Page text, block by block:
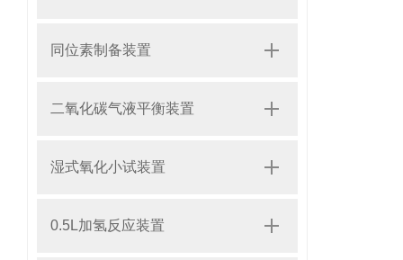
同位素制备装置
二氧化碳气液平衡装置
湿式氧化小试装置
0.5L加氢反应装置